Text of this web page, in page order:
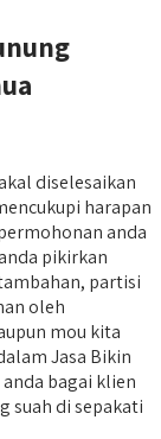
diselesaikan
harapan
anda
pikirkan
partisi
oleh
mou kita
Jasa Bikin
bagai klien
suah di sepakati